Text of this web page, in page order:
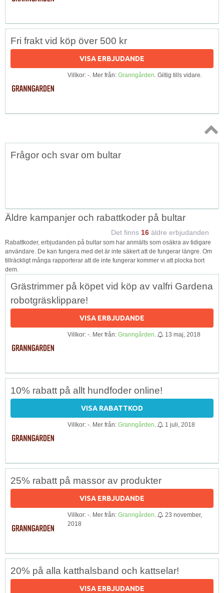
Fri frakt vid köp över 500 kr
VISA ERBJUDANDE
Villkor: -. Mer från: Granngården. Giltig tills vidare.
Topp
Frågor och svar om bultar
Äldre kampanjer och rabattkoder på bultar
Det finns 16 äldre erbjudanden
Rabattkoder, erbjudanden på bultar som har anmälts som osäkra av tidigare
användare. De kan fungera med det är inte säkert att de fungerar längre. Om
tillräckligt många rapporterar att de inte fungerar kommer vi att plocka bort
dem.
Grästrimmer på köpet vid köp av valfri Gardena
robotgräsklippare!
VISA ERBJUDANDE
Villkor: -. Mer från: Granngården 13 maj, 2018
10% rabatt på allt hundfoder online!
VISA RABATTKOD
Villkor: -. Mer från: Granngården 1 juli, 2018
25% rabatt på massor av produkter
VISA ERBJUDANDE
Villkor: -. Mer från: Granngården
23 november,
2018
20% på alla katthalsband och kattselar!
VISA ERBJUDANDE